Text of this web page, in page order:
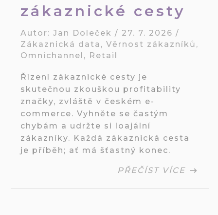
zákaznické cesty
Autor:Jan Doleček / 27. 7. 2026/
Zákaznická data ,Věrnost zákazníků ,
Omnichannel , Retail
Řízení zákaznické cesty je
skutečnou zkouškou profitability
značky, zvláště v českém e-
commerce. Vyhněte se častým
chybám a udržte si loajální
zákazníky. Každá zákaznická cesta
je příběh; ať má šťastný konec.
PŘEČÍST VÍCE